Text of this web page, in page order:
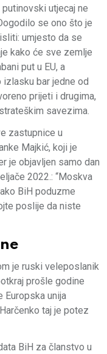
utjecaj ne
se ono što je
umjesto da se
kako će sve zemlje
put u EU, a
izlasku bar jedne od
prijeti i drugima,
savezima.
zastupnice u
Majkić, koji je
je objavljen samo dan
2022.: “Moskva
BiH poduzme
poslije da niste
je ruski veleposlanik
prošle godine
Europska unija
taj je potez
BiH za članstvo u